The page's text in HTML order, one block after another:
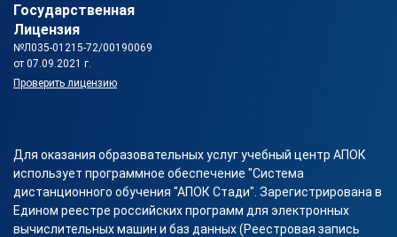
Государственная
Лицензия
№Л035-01215-72/00190069
от 07.09.2021 г.
Проверить лицензию
Для оказания образовательных услуг учебный центр АПОК
использует программное обеспечение "Система
дистанционного обучения "АПОК Стади". Зарегистрирована в
Едином реестре российских программ для электронных
вычислительных машин и баз данных (Реестровая запись